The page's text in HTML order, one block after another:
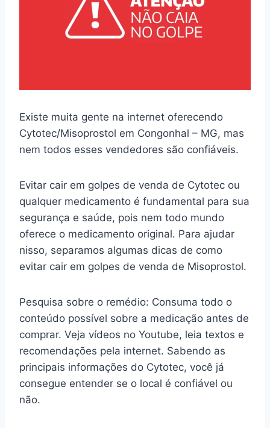
Existe muita gente na internet oferecendo
Cytotec/Misoprostol em Congonhal – MG, mas
nem todos esses vendedores são confiáveis.
Evitar cair em golpes de venda de Cytotec ou
qualquer medicamento é fundamental para sua
segurança e saúde, pois nem todo mundo
oferece o medicamento original. Para ajudar
nisso, separamos algumas dicas de como
evitar cair em golpes de venda de Misoprostol.
Pesquisa sobre o remédio: Consuma todo o
conteúdo possível sobre a medicação antes de
comprar. Veja vídeos no Youtube, leia textos e
recomendações pela internet. Sabendo as
principais informações do Cytotec, você já
consegue entender se o local é confiável ou
não.